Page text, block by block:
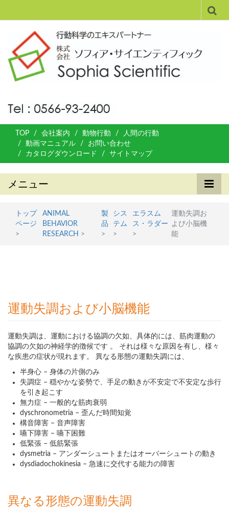
TOP 会社案内 動物行動
人間の行動
動画マニュアル
お問い合わせ
カタログダウンロード
サイトマップ
メニュー
トップ
ページ
>
ANIMAL
BEHAVIOR
RESEARCH >
製
品
>
シス
テム
>
エラスム
ス・ラダー
>
運動失調お
よび小脳機
能
運動失調および小脳機能
運動失調は、運動における協調の欠如、具体的には、筋肉運動の
協調の欠如の神経学的徴候です 。 それは様々な原因を有し、様々
な疾患の症状が現れます。 異なる形態の運動失調には、
半身心 – 身体の片側のみ
失調症 – 穏やかな姿勢で、手足の動きが不安定で不安定な歩行
を引き起こす
無力症 – 一般的な筋肉衰弱
dyschronometria – 歪んだ時間知覚
構音障害 – 音声障害
嚥下障害 – 嚥下困難
低緊張 – 低筋緊張
dysmetria – アンダーシュートまたはオーバーシュートの動き
dysdiadochokinesia – 急速に交代する能力の障害
異なる形態の運動失調